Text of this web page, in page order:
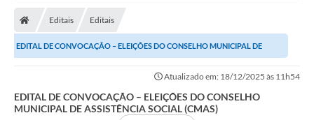
Editais Editais
EDITAL DE CONVOCAÇÃO – ELEIÇÕES DO CONSELHO MUNICIPAL DE
Atualizado em: 18/12/2025 às 11h54
EDITAL DE CONVOCAÇÃO – ELEIÇÕES DO CONSELHO
MUNICIPAL DE ASSISTÊNCIA SOCIAL (CMAS)